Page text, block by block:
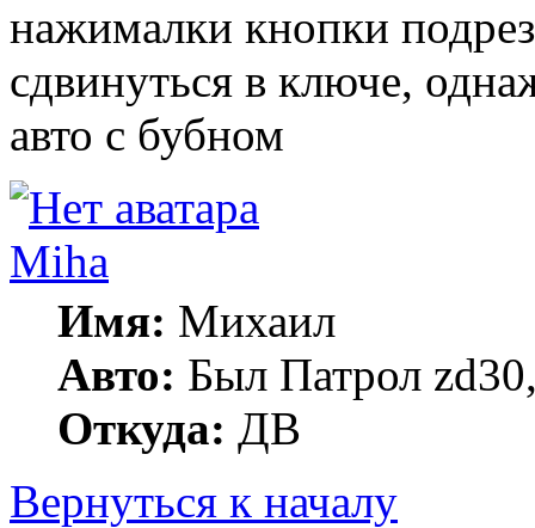
нажималки кнопки
сдвинуться в ключе,
авто с бубном
Miha
Имя: Михаил
Авто: Был Патрол
Откуда: ДВ
Вернуться к началу